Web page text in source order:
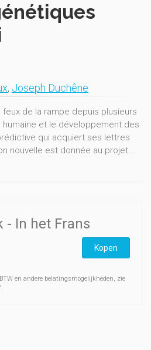
, Joseph Duchêne
de la rampe depuis plusieurs
et le développement des
qui acquiert ses lettres
nouvelle est donnée au projet...
- In het Frans
Kopen
en andere belatingsmogelijkheden, zie
".